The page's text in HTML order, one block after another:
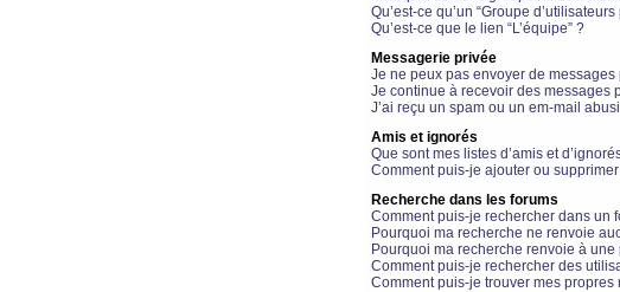
Qu’est-ce qu’un “Groupe
Qu’est-ce que le lien “L’équipe” ?
Messagerie privée
Je ne peux pas envoyer de messages
Je continue à recevoir des messages
J’ai reçu un spam ou un em-mail
Amis et ignorés
Que sont mes listes d’amis et
Comment puis-je ajouter ou
Recherche dans les forums
Comment puis-je rechercher dans un
Pourquoi ma recherche ne renvoie
Pourquoi ma recherche renvoie à
Comment puis-je rechercher des
Comment puis-je trouver mes propres